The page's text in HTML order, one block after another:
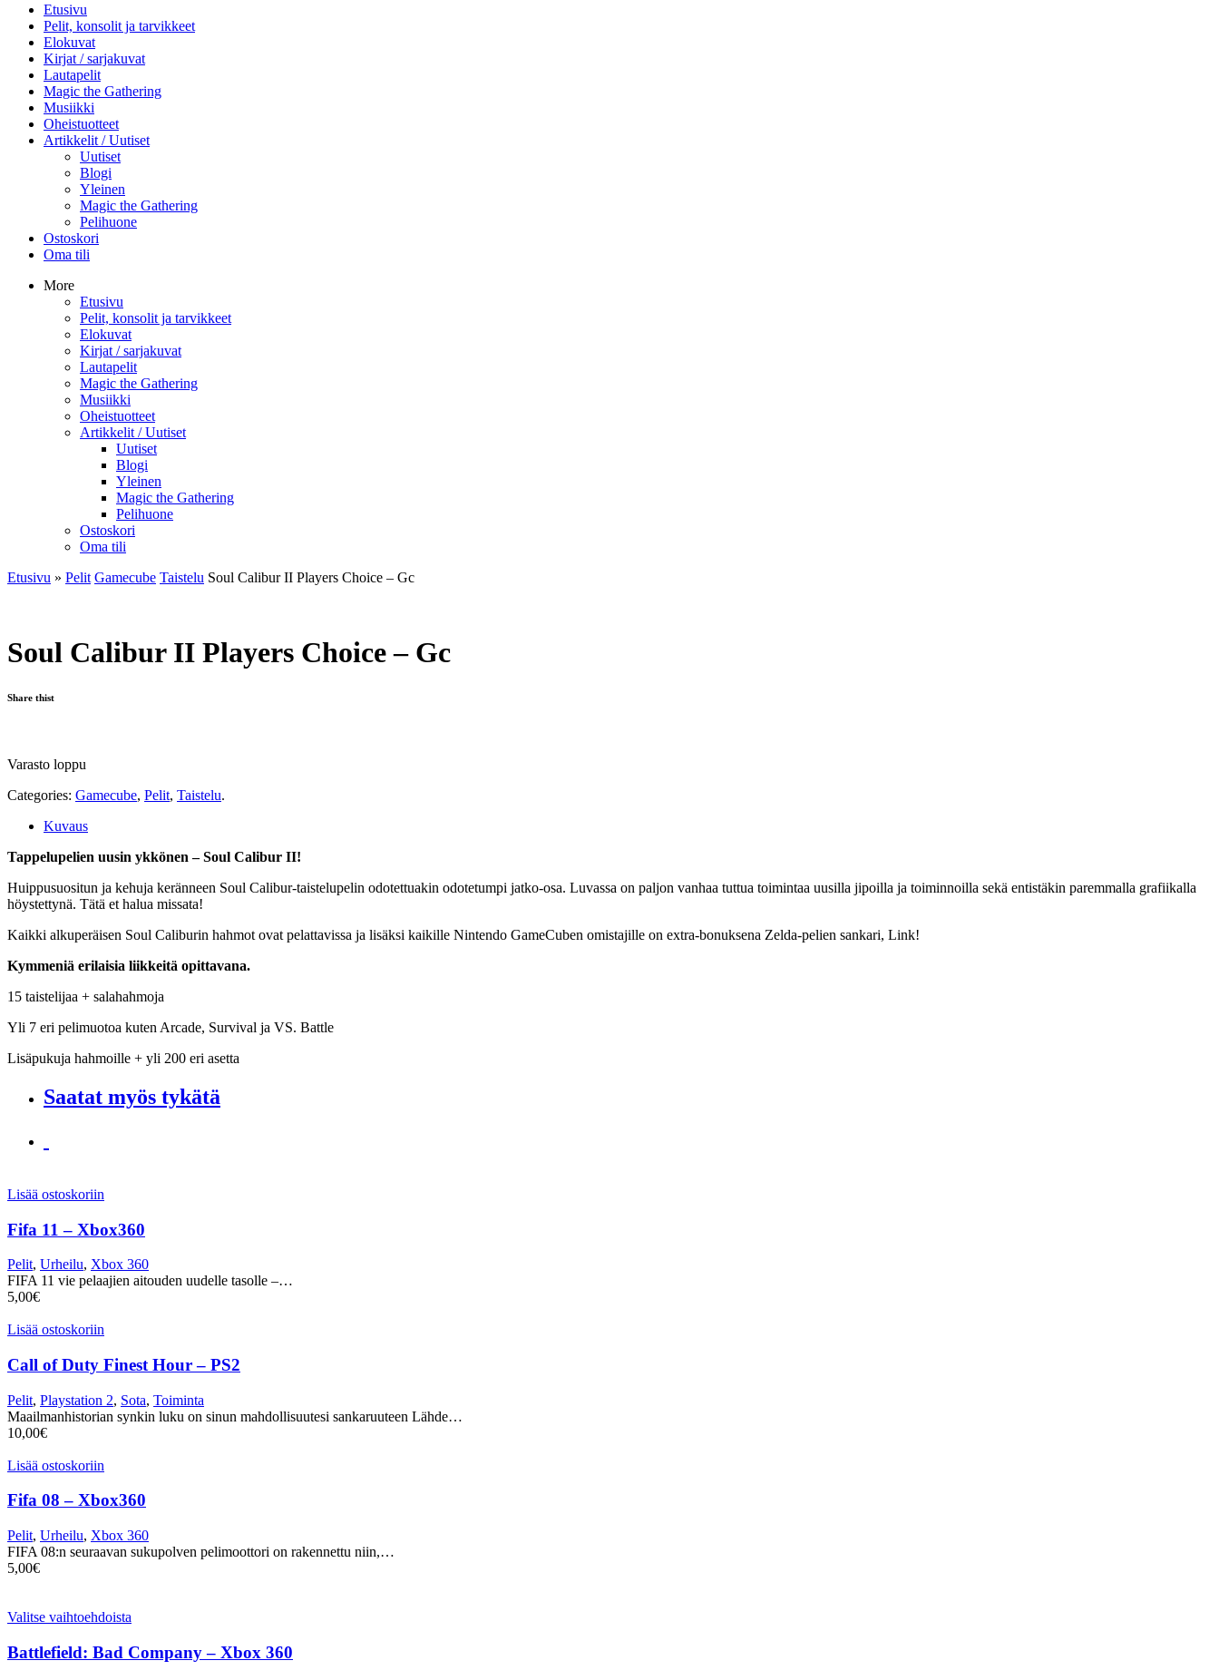
Etusivu
Pelit, konsolit ja tarvikkeet
Elokuvat
Kirjat / sarjakuvat
Lautapelit
Magic the Gathering
Musiikki
Oheistuotteet
Artikkelit / Uutiset
Uutiset
Blogi
Yleinen
Magic the Gathering
Pelihuone
Ostoskori
Oma tili
More
Etusivu
Pelit, konsolit ja tarvikkeet
Elokuvat
Kirjat / sarjakuvat
Lautapelit
Magic the Gathering
Musiikki
Oheistuotteet
Artikkelit / Uutiset
Uutiset
Blogi
Yleinen
Magic the Gathering
Pelihuone
Ostoskori
Oma tili
Etusivu » Pelit Gamecube Taistelu Soul Calibur II Players Choice – Gc
Soul Calibur II Players Choice – Gc
Share thist
Varasto loppu
Categories: Gamecube, Pelit, Taistelu.
Kuvaus
Tappelupelien uusin ykkönen – Soul Calibur II!
Huippusuositun ja kehuja keränneen Soul Calibur-taistelupelin odotettuakin odotetumpi jatko-osa. Luvassa on paljon vanhaa tuttua toimintaa uusilla jipoilla ja toiminnoilla sekä entistäkin paremmalla grafiikalla
höystettynä. Tätä et halua missata!
Kaikki alkuperäisen Soul Caliburin hahmot ovat pelattavissa ja lisäksi kaikille Nintendo GameCuben omistajille on extra-bonuksena Zelda-pelien sankari, Link!
Kymmeniä erilaisia liikkeitä opittavana.
15 taistelijaa + salahahmoja
Yli 7 eri pelimuotoa kuten Arcade, Survival ja VS. Battle
Lisäpukuja hahmoille + yli 200 eri asetta
Saatat myös tykätä
Lisää ostoskoriin
Fifa 11 – Xbox360
Pelit, Urheilu, Xbox 360
FIFA 11 vie pelaajien aitouden uudelle tasolle –…
5,00€
Lisää ostoskoriin
Call of Duty Finest Hour – PS2
Pelit, Playstation 2, Sota, Toiminta
Maailmanhistorian synkin luku on sinun mahdollisuutesi sankaruuteen Lähde…
10,00€
Lisää ostoskoriin
Fifa 08 – Xbox360
Pelit, Urheilu, Xbox 360
FIFA 08:n seuraavan sukupolven pelimoottori on rakennettu niin,…
5,00€
Valitse vaihtoehdoista
Battlefield: Bad Company – Xbox 360